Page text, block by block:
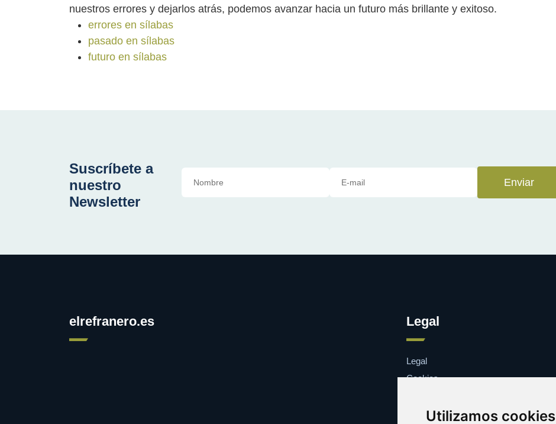
Utilizamos cookies
nuestros errores y dejarlos atrás, podemos avanzar hacia un futuro más brillante y exitoso.
errores en sílabas
pasado en sílabas
futuro en sílabas
Suscríbete a
nuestro
Newsletter
Enviar
elrefranero.es Legal
Legal
Cookies